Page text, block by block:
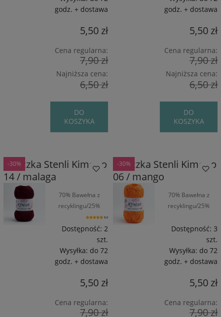
godz. + dostawa
5,50 zł
Cena regularna:
7,90 zł
Najniższa cena:
6,50 zł
DO
KOSZYKA
godz. + dostawa
5,50 zł
Cena regularna:
7,90 zł
Najniższa cena:
6,50 zł
DO
KOSZYKA
Włóczka Stenli Kimono
14 / malaga
70% Bawełna z
recyklingu/25%
Wiskoza/5%
Poliamid / 160 m /
5.0
Dostępność: 2
szt.
Wysyłka: do 72
godz. + dostawa
5,50 zł
Cena regularna:
7,90 zł
-30%
Włóczka Stenli Kimono
06 / mango
70% Bawełna z
recyklingu/25%
Poliamid / 160 m /
Dostępność: 3
szt.
Wysyłka: do 72
godz. + dostawa
5,50 zł
Cena regularna:
7,90 zł
-30%